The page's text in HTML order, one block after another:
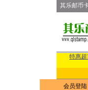
其乐邮币
特惠
会员登陆